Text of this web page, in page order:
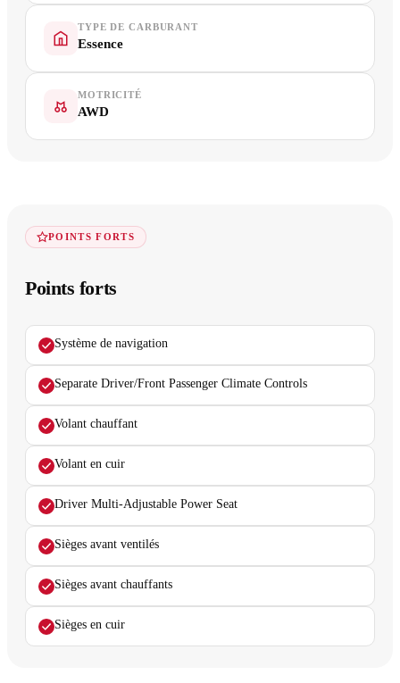
TYPE DE CARBURANT
Essence
MOTRICITÉ
AWD
POINTS FORTS
Points forts
Système de navigation
Separate Driver/Front Passenger Climate Controls
Volant chauffant
Volant en cuir
Driver Multi-Adjustable Power Seat
Sièges avant ventilés
Sièges avant chauffants
Sièges en cuir